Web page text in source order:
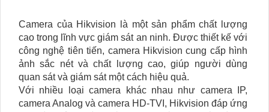
Camera của Hikvision là một sản phẩm chất lượng
cao trong lĩnh vực giám sát an ninh. Được thiết kế với
công nghệ tiên tiến, camera Hikvision cung cấp hình
ảnh sắc nét và chất lượng cao, giúp người dùng
quan sát và giám sát một cách hiệu quả.
Với nhiều loại camera khác nhau như camera IP,
camera Analog và camera HD-TVI, Hikvision đáp ứng